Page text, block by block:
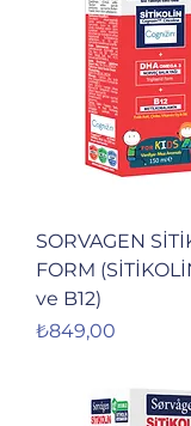
SORVAGEN
FORM
ve B12)
Fiyat
₺849,00